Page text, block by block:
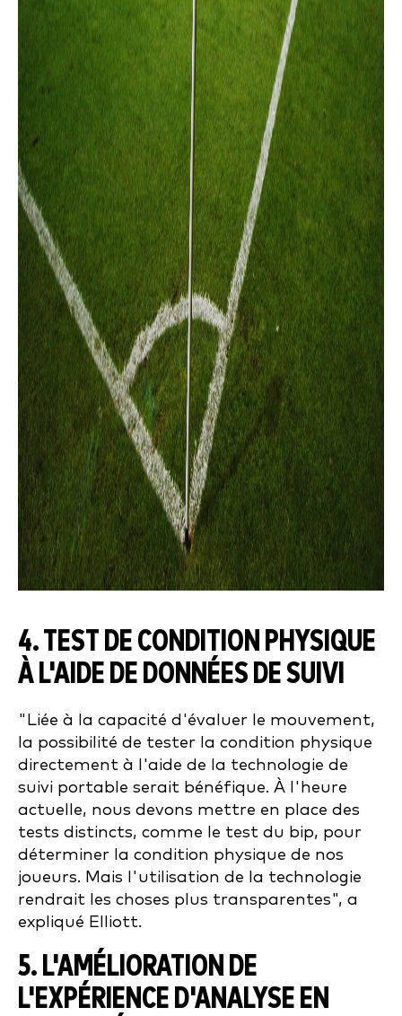
4. TEST DE CONDITION PHYSIQUE
À L'AIDE DE DONNÉES DE SUIVI
"Liée à la capacité d'évaluer le mouvement,
la possibilité de tester la condition physique
directement à l'aide de la technologie de
suivi portable serait bénéfique. À l'heure
actuelle, nous devons mettre en place des
tests distincts, comme le test du bip, pour
déterminer la condition physique de nos
joueurs. Mais l'utilisation de la technologie
rendrait les choses plus transparentes", a
expliqué Elliott.
5. L'AMÉLIORATION DE
L'EXPÉRIENCE D'ANALYSE EN